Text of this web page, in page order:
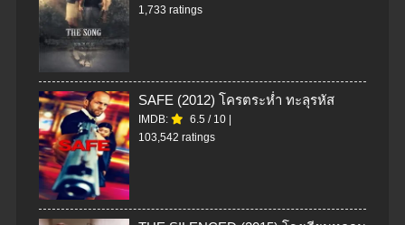
1,733 ratings
SAFE (2012) โครตระห่ำ ทะลุรหัส
IMDB: 6.5 / 10
103,542 ratings